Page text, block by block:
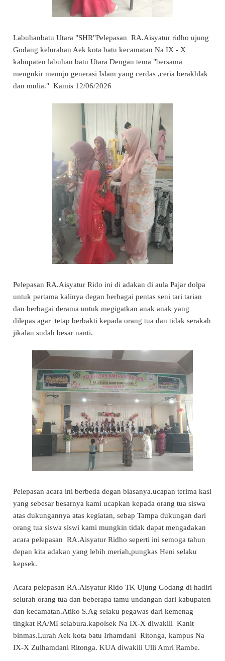
Labuhanbatu Utara "SHR"Pelepasan RA.Aisyatur ridho ujung
Godang kelurahan Aek kota batu kecamatan Na IX - X
kabupaten labuhan batu Utara Dengan tema "bersama
mengukir menuju generasi Islam yang cerdas ,ceria berakhlak
dan mulia." Kamis 12/06/2026
Pelepasan RA.Aisyatur Rido ini di adakan di aula Pajar dolpa
untuk pertama kalinya degan berbagai pentas seni tari tarian
dan berbagai derama untuk megigatkan anak anak yang
dilepas agar tetap berbakti kepada orang tua dan tidak serakah
jikalau sudah besar nanti.
Pelepasan acara ini berbeda degan biasanya.ucapan terima kasi
yang sebesar besarnya kami ucapkan kepada orang tua siswa
atas dukungannya atas kegiatan, sebap Tampa dukungan dari
orang tua siswa siswi kami mungkin tidak dapat mengadakan
acara pelepasan RA.Aisyatur Ridho seperti ini semoga tahun
depan kita adakan yang lebih meriah,pungkas Heni selaku
kepsek.
Acara pelepasan RA.Aisyatur Rido TK Ujung Godang di hadiri
selurah orang tua dan beberapa tamu undangan dari kabupaten
dan kecamatan.Atiko S.Ag selaku pegawas dari kemenag
tingkat RA/MI selabura.kapolsek Na IX-X diwakili Kanit
binmas.Lurah Aek kota batu Irhamdani Ritonga, kampus Na
IX-X Zulhamdani Ritonga. KUA diwakili Ulli Amri Rambe.